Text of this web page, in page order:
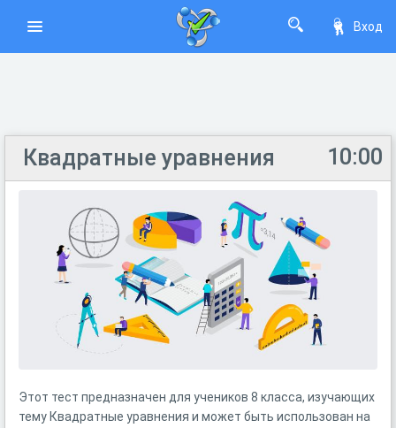
Вход
10:00
Квадратные уравнения
Этот тест предназначен для учеников 8 класса, изучающих
тему Квадратные уравнения и может быть использован на